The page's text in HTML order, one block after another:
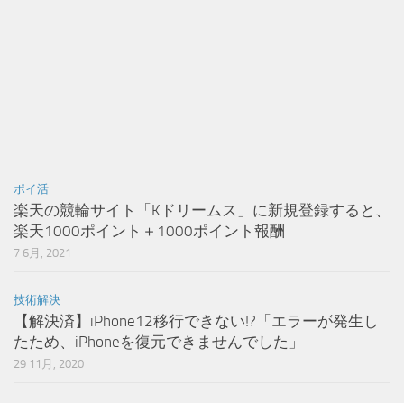
ポイ活
楽天の競輪サイト「Kドリームス」に新規登録すると、
楽天1000ポイント＋1000ポイント報酬
7 6月, 2021
技術解決
【解決済】iPhone12移行できない!?「エラーが発生し
たため、iPhoneを復元できませんでした」
29 11月, 2020